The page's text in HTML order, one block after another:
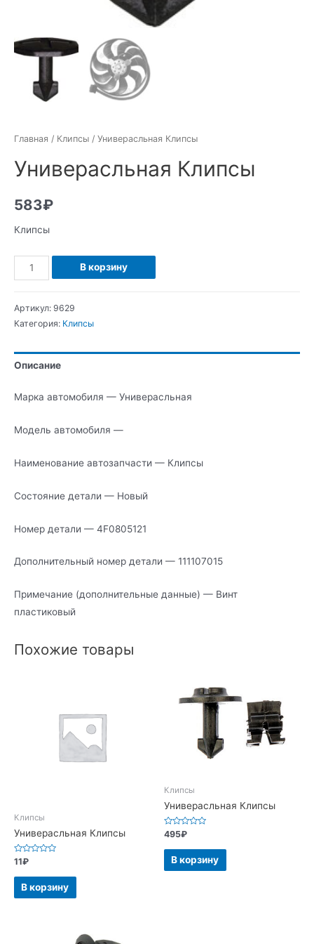
Главная / Клипсы / Универасльная Клипсы
Универасльная Клипсы
583₽
Клипсы
Количество
Универасльная
В корзину
Артикул: 9629
Категория: Клипсы
Описание
Марка автомобиля — Универасльная
Модель автомобиля —
Наименование автозапчасти — Клипсы
Состояние детали — Новый
Номер детали — 4F0805121
Дополнительный номер детали — 111107015
Примечание (дополнительные данные) — Винт
пластиковый
Похожие товары
Клипсы
Универасльная Клипсы
Оценка
из
11₽
В корзину
Клипсы
Универасльная Клипсы
Оценка
из
495₽
В корзину